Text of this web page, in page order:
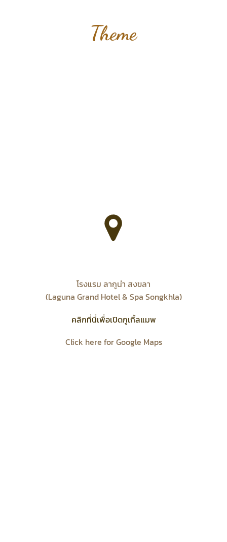
Theme
โรงแรม ลากูน่า สงขลา
(Laguna Grand Hotel & Spa Songkhla)
คลิกที่นี่เพื่อเปิดกูเกิ้ลแมพ
Click here for Google Maps